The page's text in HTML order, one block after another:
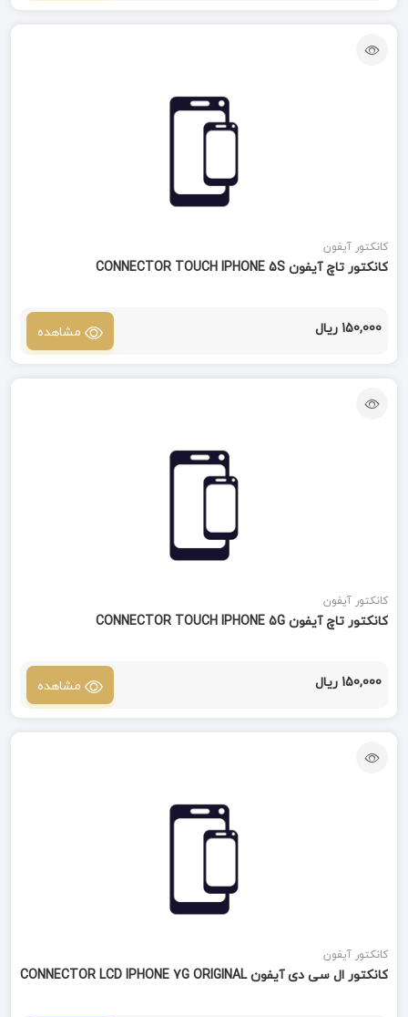
کانکتور آیفون
کانکتور تاچ آیفون CONNECTOR TOUCH IPHONE 5S
150,000 ریال مشاهده
کانکتور آیفون
کانکتور تاچ آیفون CONNECTOR TOUCH IPHONE 5G
150,000 ریال مشاهده
کانکتور آیفون
کانکتور ال سی دی آیفون CONNECTOR LCD IPHONE 7G ORIGINAL